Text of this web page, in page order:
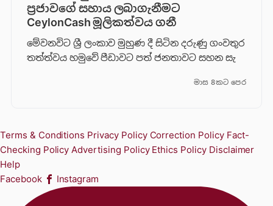
ප්‍රජාවගේ සහාය ලබාගැනීමට
CeylonCash මූලිකත්වය ග​නී
මේවනවිට ශ්‍රී ලංකාව මුහුණ දී සිටින දරුණු ගංවතුර
තත්ත්වය හමුවේ පීඩාවට පත් ජනතාවට සහන සැ
මාස 8කට පෙර
Terms & Conditions Privacy Policy Correction Policy Fact-
Checking Policy Advertising Policy Ethics Policy Disclaimer
Help
Facebook
Instagram